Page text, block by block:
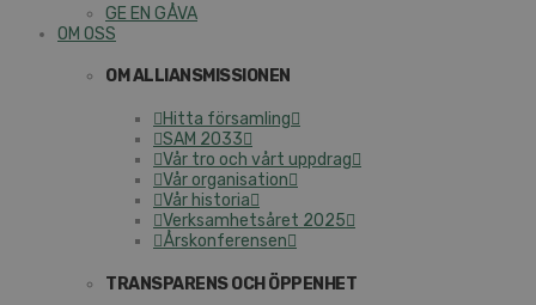
GE EN GÅVA
OM OSS
OM ALLIANSMISSIONEN
Hitta församling
SAM 2033
Vår tro och vårt uppdrag
Vår organisation
Vår historia
Verksamhetsåret 2025
Årskonferensen
TRANSPARENS OCH ÖPPENHET